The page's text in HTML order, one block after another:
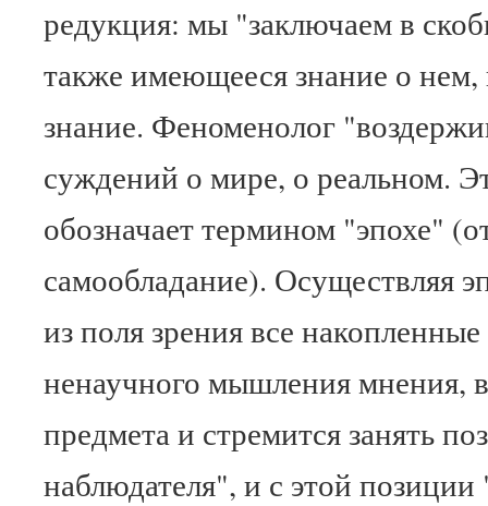
редукция: мы "заключаем в
также имеющееся знание о нем,
знание. Феноменолог
суждений о мире, о реальном.
обозначает термином "эпохе"
самообладание). Осуществляя
из поля зрения все
ненаучного мышления мнения,
предмета и стремится занять
наблюдателя", и с этой